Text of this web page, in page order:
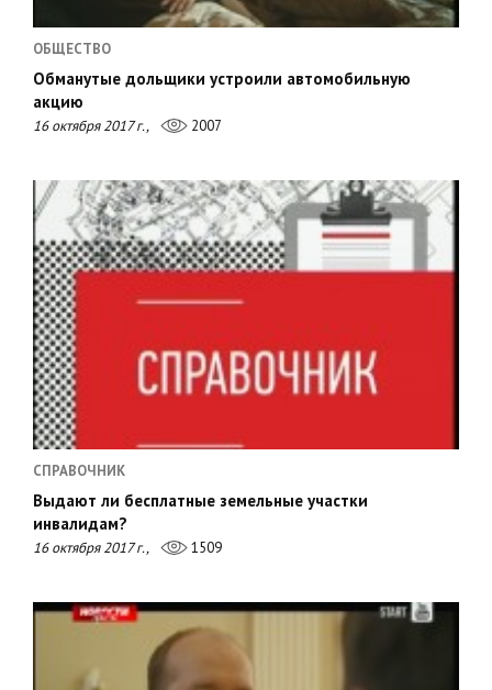
ОБЩЕСТВО
Обманутые дольщики устроили автомобильную
акцию
16 октября 2017 г., 2007
СПРАВОЧНИК
Выдают ли бесплатные земельные участки
инвалидам?
16 октября 2017 г., 1509